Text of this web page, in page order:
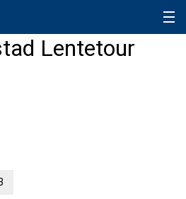
Lentetour